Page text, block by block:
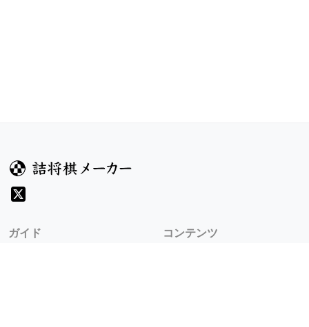
ガイド
コンテンツ